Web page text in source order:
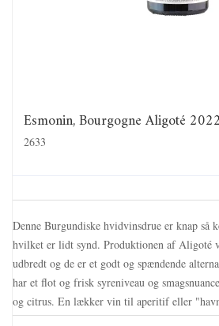
Esmonin, Bourgogne Aligoté 2022
2633
Denne Burgundiske hvidvinsdrue er knap så
hvilket er lidt synd. Produktionen af Aligoté
udbredt og de er et godt og spændende
har et flot og frisk syreniveau og
og citrus. En lækker vin til aperitif eller